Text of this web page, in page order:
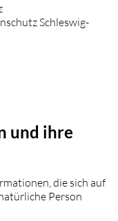
Schleswig-
und ihre
die sich auf
Person